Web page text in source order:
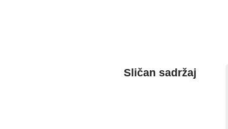
Sličan sadržaj